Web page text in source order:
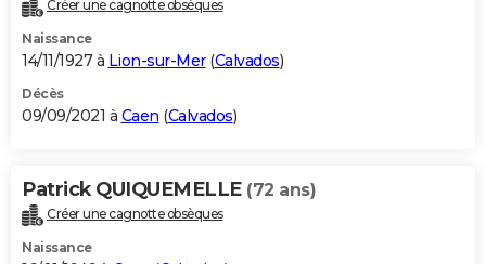
Créer une cagnotte obsèques
Naissance
14/11/1927 à Lion-sur-Mer(Calvados)
Décès
09/09/2021 à Caen (Calvados)
Patrick QUIQUEMELLE (72 ans)
Créer une cagnotte obsèques
Naissance